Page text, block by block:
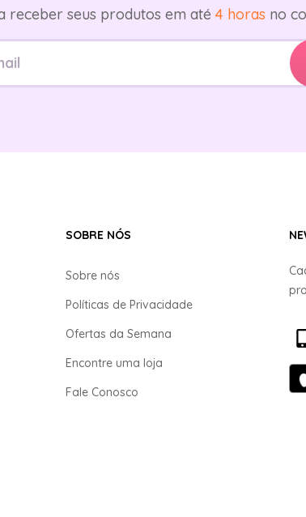
receber seus produtos em até 4 horas no
SOBRE NÓS
Sobre nós
Políticas de Privacidade
Ofertas da Semana
Encontre uma loja
Fale Conosco